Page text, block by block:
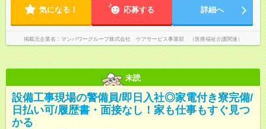
気になる！ 応募する 詳細へ
掲載元企業名 マンパワーグループ株式会社 ケアサービス事業部 （医療福祉介護関連）
未読
設備工事現場の警備員/即日入社◎家電付き寮完備/
日払い可/履歴書・面接なし！家も仕事もすぐ見つ
かる